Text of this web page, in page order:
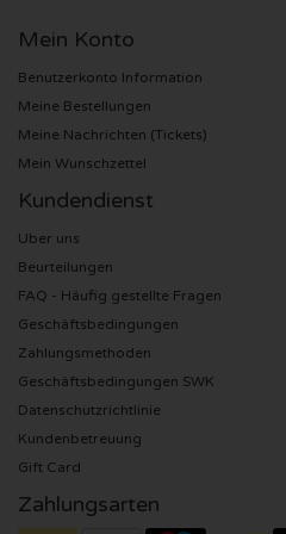
Sting Karten
Olivia Rodrigo Karten
The Cure Karten
Sam Fender Karten
Bruce Springsteen Karten
My Chemical Romance Karten
Rob de Nijs Karten
Danny Vera Karten
Mein Konto
Benutzerkonto Information
Meine Bestellungen
Meine Nachrichten (Tickets)
Mein Wunschzettel
Kundendienst
Uber uns
Beurteilungen
FAQ - Häufig gestellte Fragen
Geschäftsbedingungen
Zahlungsmethoden
Geschäftsbedingungen SWK
Datenschutzrichtlinie
Kundenbetreuung
Gift Card
Zahlungsarten